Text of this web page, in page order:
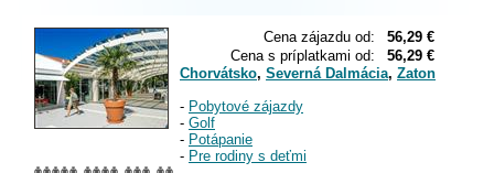
Cena zájazdu od:
56,29 €
Cena s príplatkami od:
56,29 €
Chorvátsko, Severná Dalmácia, Zaton
- Pobytové zájazdy
- Golf
- Potápanie
- Pre rodiny s deťmi